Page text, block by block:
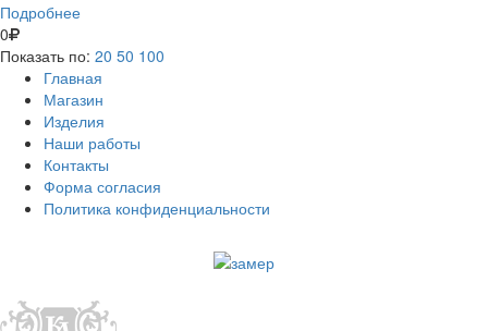
Подробнее
0
Показать по: 20 50 100
Главная
Магазин
Изделия
Наши работы
Контакты
Форма согласия
Политика конфиденциальности